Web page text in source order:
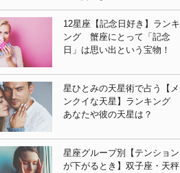
12星座【記念日好き】ランキ
ング 蟹座にとって「記念
日」は思い出という宝物！
星ひとみの天星術で占う【メ
ンクイな天星】ランキング
あなたや彼の天星は？
星座グループ別【テンション
が下がるとき】双子座・天秤